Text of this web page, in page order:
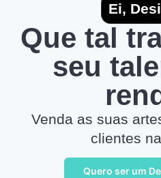
Ei,
Que tal
seu
Venda as suas
clientes
Quero ser um